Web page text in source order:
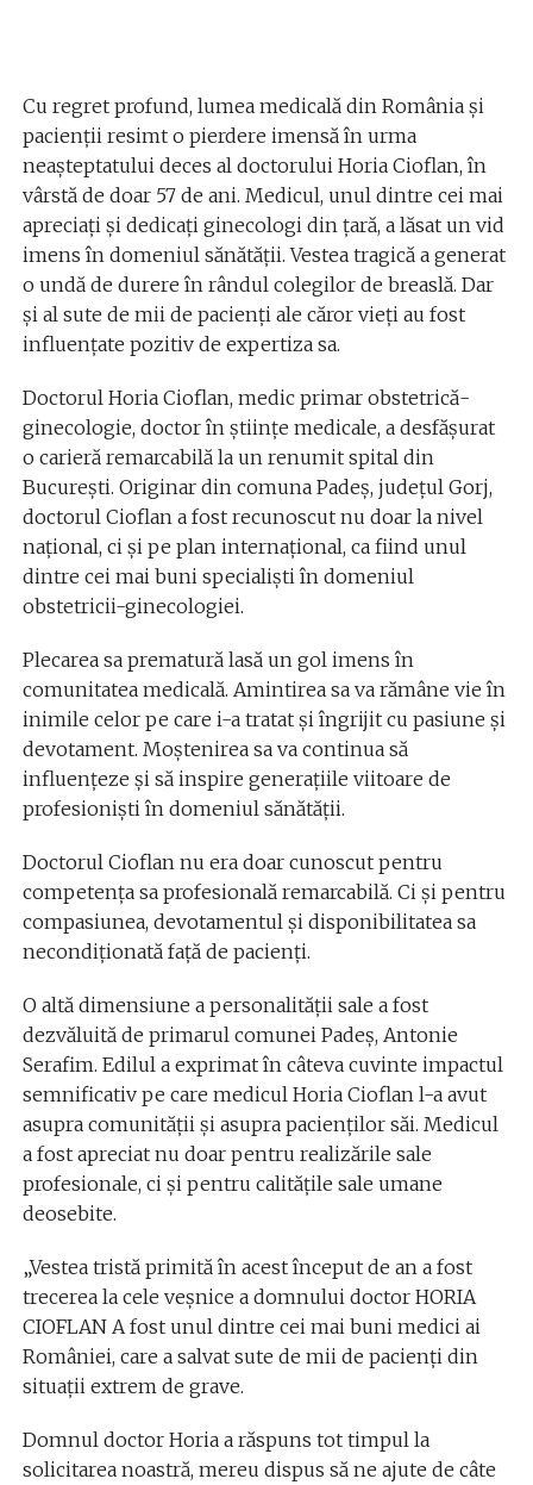
Cu regret profund, lumea medicală din România și
pacienții resimt o pierdere imensă în urma
neașteptatului deces al doctorului Horia Cioflan, în
vârstă de doar 57 de ani. Medicul, unul dintre cei mai
apreciați și dedicați ginecologi din țară, a lăsat un vid
imens în domeniul sănătății. Vestea tragică a generat
o undă de durere în rândul colegilor de breaslă. Dar
și al sute de mii de pacienți ale căror vieți au fost
influențate pozitiv de expertiza sa.
Doctorul Horia Cioflan, medic primar obstetrică-
ginecologie, doctor în științe medicale, a desfășurat
o carieră remarcabilă la un renumit spital din
București. Originar din comuna Padeș, județul Gorj,
doctorul Cioflan a fost recunoscut nu doar la nivel
național, ci și pe plan internațional, ca fiind unul
dintre cei mai buni specialiști în domeniul
obstetricii-ginecologiei.
Plecarea sa prematură lasă un gol imens în
comunitatea medicală. Amintirea sa va rămâne vie în
inimile celor pe care i-a tratat și îngrijit cu pasiune și
devotament. Moștenirea sa va continua să
influențeze și să inspire generațiile viitoare de
profesioniști în domeniul sănătății.
Doctorul Cioflan nu era doar cunoscut pentru
competența sa profesională remarcabilă. Ci și pentru
compasiunea, devotamentul și disponibilitatea sa
necondiționată față de pacienți.
O altă dimensiune a personalității sale a fost
dezvăluită de primarul comunei Padeș, Antonie
Serafim. Edilul a exprimat în câteva cuvinte impactul
semnificativ pe care medicul Horia Cioflan l-a avut
asupra comunității și asupra pacienților săi. Medicul
a fost apreciat nu doar pentru realizările sale
profesionale, ci și pentru calitățile sale umane
deosebite.
„Vestea tristă primită în acest început de an a fost
trecerea la cele veșnice a domnului doctor HORIA
CIOFLAN A fost unul dintre cei mai buni medici ai
României, care a salvat sute de mii de pacienți din
situații extrem de grave.
Domnul doctor Horia a răspuns tot timpul la
solicitarea noastră, mereu dispus să ne ajute de câte